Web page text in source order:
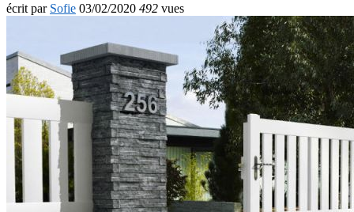
écrit par Sofie 03/02/2020 492 vues